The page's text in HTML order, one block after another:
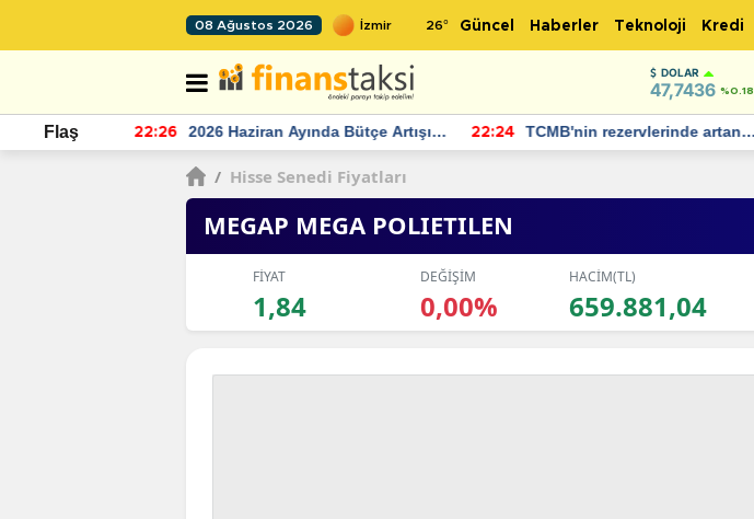
08 Ağustos 2026 26° Güncel Haberler Teknoloji Kredi
DOLAR
47,7436 %0.18
Flaş 22:26
2026 Haziran Ayında Bütçe Artışı
Yaşandı
22:24
TCMB'nin rezervlerinde artan
momentum devam ediyor
/ Hisse Senedi Fiyatları
MEGAP MEGA POLIETILEN
FİYAT
1,84
DEĞİŞİM
0,00%
HACİM(TL)
659.881,04